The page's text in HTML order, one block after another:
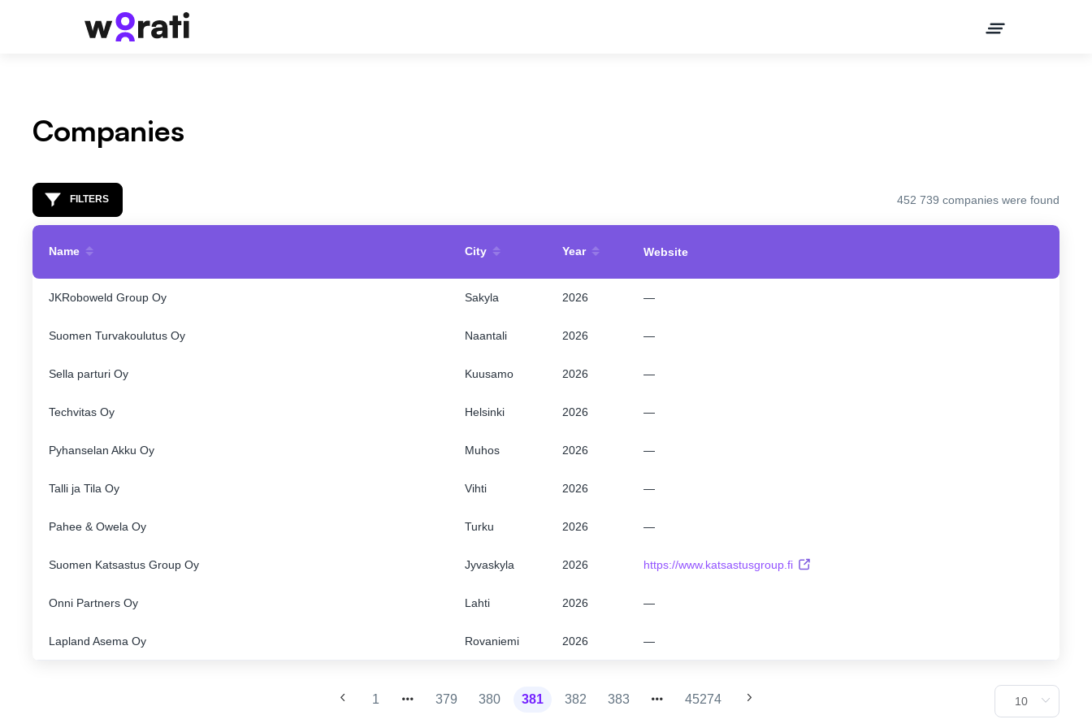
Companies
Companies
FILTERS 452 739 companies were found
Name City Year Website
JKRoboweld Group Oy Sakyla 2026 —
Suomen Turvakoulutus Oy Naantali 2026 —
Sella parturi Oy Kuusamo 2026 —
Techvitas Oy Helsinki 2026 —
Pyhanselan Akku Oy Muhos 2026 —
Talli ja Tila Oy Vihti 2026 —
Pahee & Owela Oy Turku 2026 —
Suomen Katsastus Group Oy Jyvaskyla 2026 https://www.katsastusgroup.fi
Onni Partners Oy Lahti 2026 —
Lapland Asema Oy Rovaniemi 2026 —
1 379 380 381 382 383 45274